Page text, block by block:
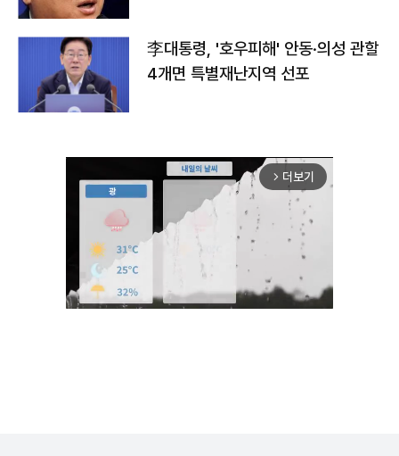
李대통령, '호우피해' 안동·의성 관할
4개면 특별재난지역 선포
arrow_forward_ios 더보기